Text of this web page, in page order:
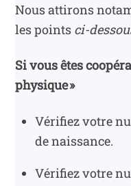
Nous attirons
les points ci-
Si vous êtes
physique »
Vérifiez votre
de naissance.
Vérifiez votre